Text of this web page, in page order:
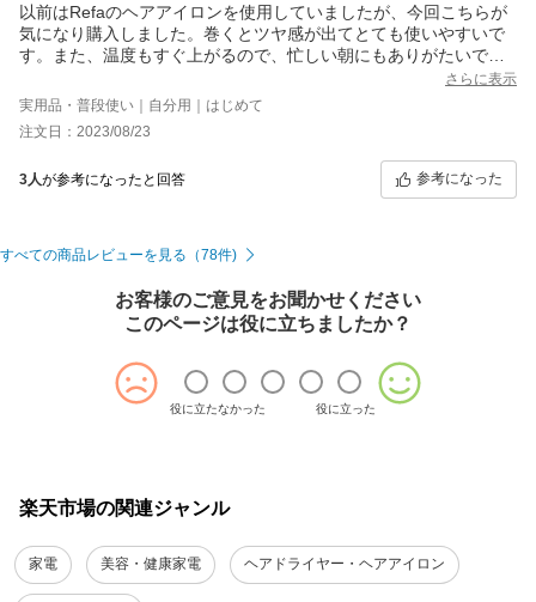
以前はRefaのヘアアイロンを使用していましたが、今回こちらが
気になり購入しました。巻くとツヤ感が出てとても使いやすいで
す。また、温度もすぐ上がるので、忙しい朝にもありがたいで
注文番号: 299660-20230823-1836498394
さらに表示
実用品・普段使い｜自分用｜はじめて
注文日：2023/08/23
3人が参考になったと回答 参考になった
すべての商品レビューを見る（78件)
お客様のご意見をお聞かせください
このページは役に立ちましたか？
役に立たなかった 役に立った
楽天市場の関連ジャンル
家電 美容・健康家電 ヘアドライヤー・ヘアアイロン